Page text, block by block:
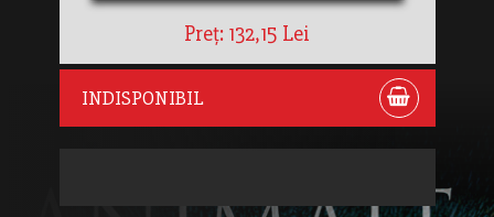
Preț: 132,15 Lei
INDISPONIBIL